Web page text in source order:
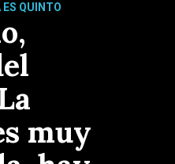
ES QUINTO
muy